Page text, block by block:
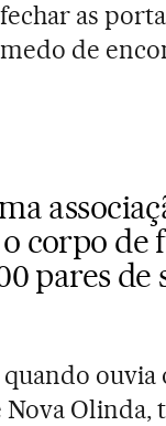
as
de
corpo de
pares de
Olinda,